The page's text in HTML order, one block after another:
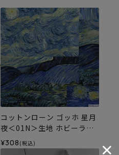
コットンローン ゴッホ 星月
夜＜01N＞生地 ホビーラホ
ビーレデザインコレクショ
ン
¥308 (税込)